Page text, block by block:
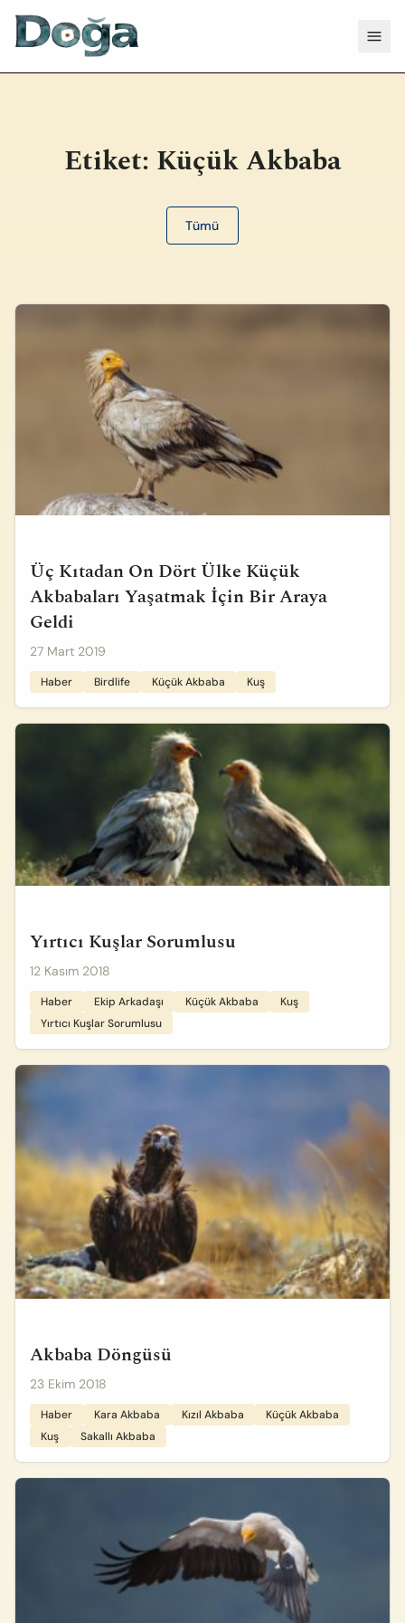
Etiket: Küçük Akbaba
Tümü
Üç Kıtadan On Dört Ülke Küçük
Akbabaları Yaşatmak İçin Bir Araya
Geldi
27 Mart 2019
Haber Birdlife Küçük Akbaba Kuş
Yırtıcı Kuşlar Sorumlusu
12 Kasım 2018
Haber Ekip Arkadaşı Küçük Akbaba
Kuş
Yırtıcı Kuşlar Sorumlusu
Akbaba Döngüsü
23 Ekim 2018
Haber Kara Akbaba Kızıl Akbaba
Küçük Akbaba
Kuş
Sakallı Akbaba